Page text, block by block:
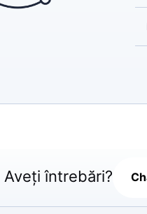
Aveți întrebări?